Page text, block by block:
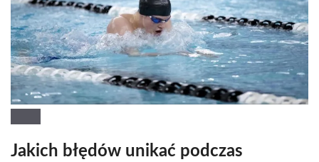
Jakich błędów unikać podczas